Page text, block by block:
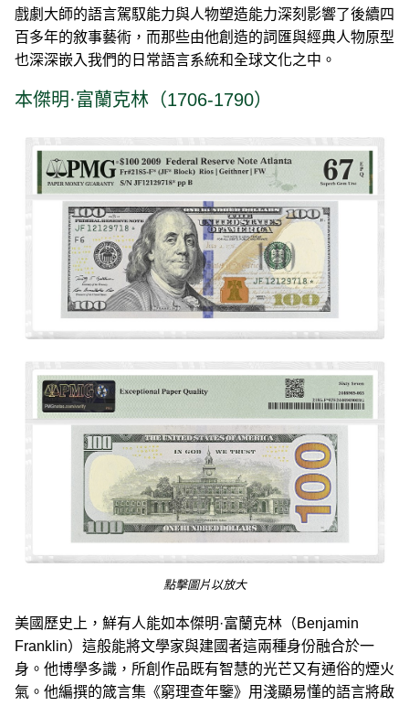
戲劇大師的語言駕馭能力與人物塑造能力深刻影響了後續四
百多年的敘事藝術，而那些由他創造的詞匯與經典人物原型
也深深嵌入我們的日常語言系統和全球文化之中。
本傑明·富蘭克林（1706-1790）
點擊圖片以放大
美國歷史上，鮮有人能如本傑明·富蘭克林（Benjamin
Franklin）這般能將文學家與建國者這兩種身份融合於一
身。他博學多識，所創作品既有智慧的光芒又有通俗的煙火
氣。他編撰的箴言集《窮理查年鑒》用淺顯易懂的語言將啟